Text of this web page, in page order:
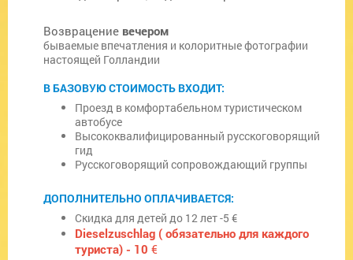
Возврацение вечером
бываемые впечатления и колоритные фотографии
настоящей Голландии
В БАЗОВУЮ СТОИМОСТЬ ВХОДИТ:
Проезд в комфортабельном туристическом
автобусе
Высококвалифицированный русскоговорящий
гид
Русскоговорящий сопровождающий группы
ДОПОЛНИТЕЛЬНО ОПЛАЧИВАЕТСЯ:
Скидка для детей до 12 лет -5 €
Dieselzuschlag ( обязательно для каждого
туриста) - 10 €